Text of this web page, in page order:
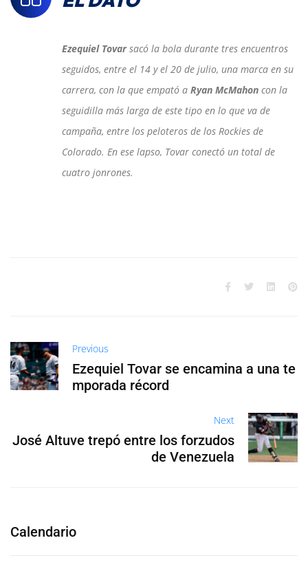
Ezequiel Tovarsacó la bola durante tres encuentros
seguidos, entre el 14 y el 20 de julio, una marca en su
carrera, con la que empató a Ryan McMahon con la
seguidilla más larga de este tipo en lo que va de
campaña, entre los peloteros de los Rockies de
Colorado. En ese lapso, Tovar conectó un total de
cuatro jonrones.
Previous
Ezequiel Tovar se encamina a una te
mporada récord
Next
José Altuve trepó entre los forzudos
de Venezuela
Calendario